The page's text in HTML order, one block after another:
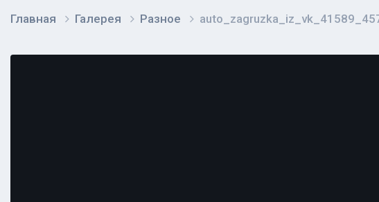
Главная Галерея Разное